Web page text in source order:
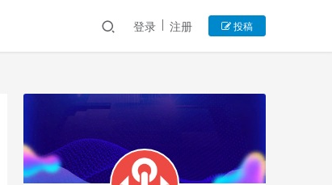
登录 注册 投稿